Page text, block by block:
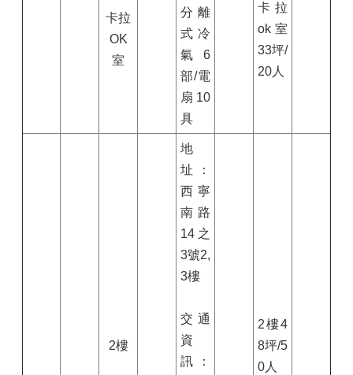
分離
式冷
氣6
部/電
扇10
具
卡拉
OK
室
卡拉
ok 室
33坪/
20 人
2樓
地
址：
西寧
南路
14 之
3號2,
3樓
交通
資
訊：
2樓4
8坪/5
0 人